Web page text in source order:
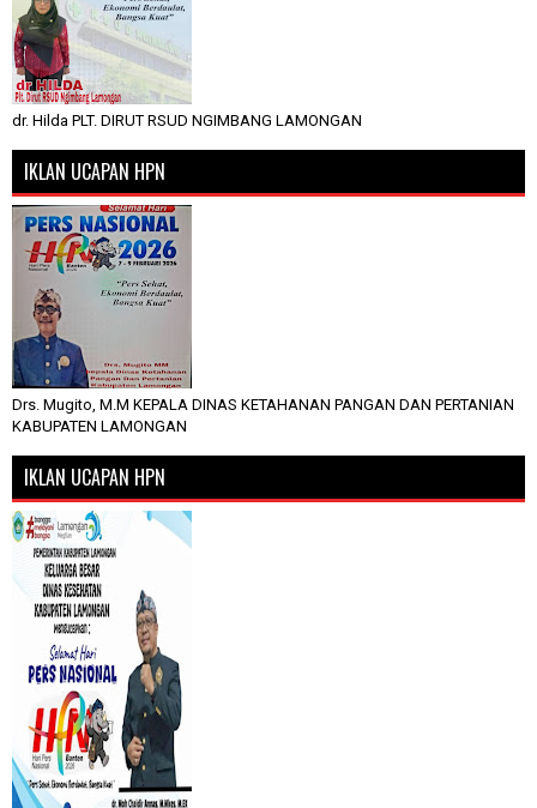
dr. Hilda PLT. DIRUT RSUD NGIMBANG LAMONGAN
IKLAN UCAPAN HPN
Drs. Mugito, M.M KEPALA DINAS KETAHANAN PANGAN DAN PERTANIAN
KABUPATEN LAMONGAN
IKLAN UCAPAN HPN